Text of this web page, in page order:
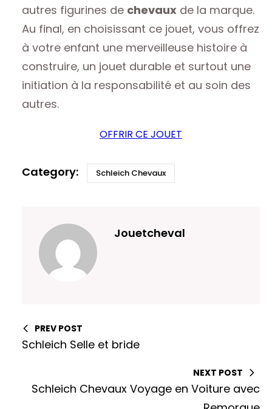
autres figurines de chevaux de la marque.
Au final, en choisissant ce jouet, vous offrez
à votre enfant une merveilleuse histoire à
construire, un jouet durable et surtout une
initiation à la responsabilité et au soin des
autres.
OFFRIR CE JOUET
Schleich Chevaux
Jouetcheval
PREV POST
Schleich Selle et bride
NEXT POST
Schleich Chevaux Voyage en Voiture avec